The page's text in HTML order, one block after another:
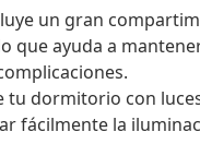
un gran
que ayuda a
tu dormitorio con
fácilmente la